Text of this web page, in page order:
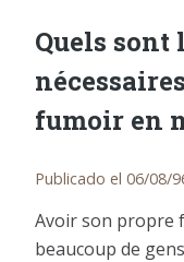
Quels sont
fumoir en
Publicado el 06/08/
Avoir son propre
beaucoup de